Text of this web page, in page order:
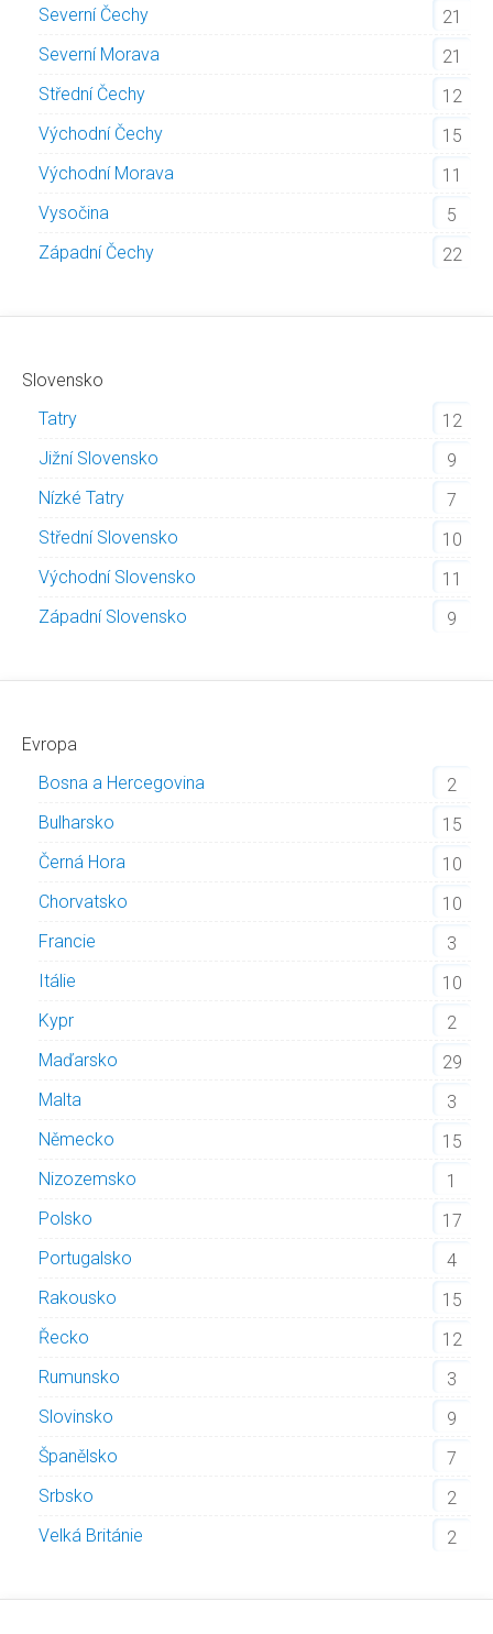
Severní Čechy
21
Severní Morava
21
Střední Čechy
12
Východní Čechy
15
Východní Morava
11
Vysočina
5
Západní Čechy
22
Slovensko
Tatry
12
Jižní Slovensko
9
Nízké Tatry
7
Střední Slovensko
10
Východní Slovensko
11
Západní Slovensko
9
Evropa
Bosna a Hercegovina
2
Bulharsko
15
Černá Hora
10
Chorvatsko
10
Francie
3
Itálie
10
Kypr
2
Maďarsko
29
Malta
3
Německo
15
Nizozemsko
1
Polsko
17
Portugalsko
4
Rakousko
15
Řecko
12
Rumunsko
3
Slovinsko
9
Španělsko
7
Srbsko
2
Velká Británie
2